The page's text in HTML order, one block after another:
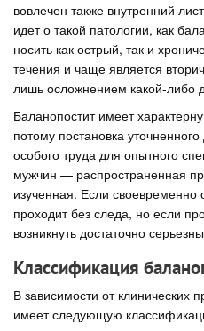
вовлечен также внутренний
идет о такой патологии, как
носить как острый, так и
течения и чаще является
лишь осложнением какой-либо
Баланопостит имеет
потому постановка
особого труда для опытного
мужчин — распространенная
изученная. Если своевременно
проходит без следа, но если
возникнуть достаточно
Классификация
В зависимости от клинических
имеет следующую